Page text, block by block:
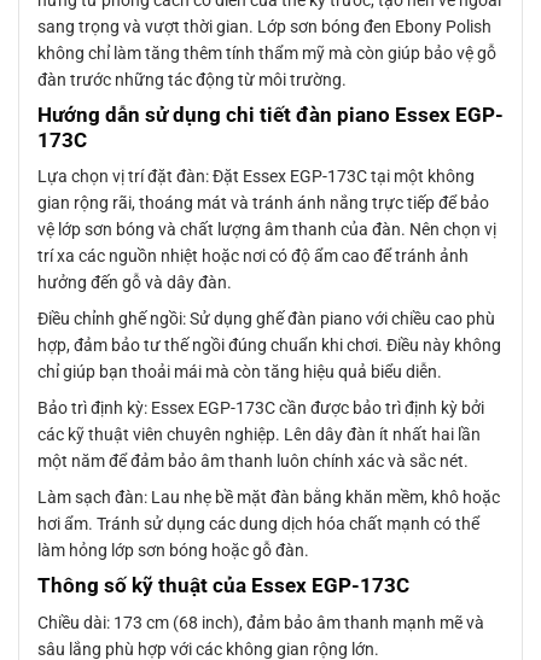
sang trọng và vượt thời gian. Lớp sơn bóng đen Ebony Polish
không chỉ làm tăng thêm tính thẩm mỹ mà còn giúp bảo vệ gỗ
đàn trước những tác động từ môi trường.
Hướng dẫn sử dụng chi tiết đàn piano Essex EGP-
173C
Lựa chọn vị trí đặt đàn: Đặt Essex EGP-173C tại một không
gian rộng rãi, thoáng mát và tránh ánh nắng trực tiếp để bảo
vệ lớp sơn bóng và chất lượng âm thanh của đàn. Nên chọn vị
trí xa các nguồn nhiệt hoặc nơi có độ ẩm cao để tránh ảnh
hưởng đến gỗ và dây đàn.
Điều chỉnh ghế ngồi: Sử dụng ghế đàn piano với chiều cao phù
hợp, đảm bảo tư thế ngồi đúng chuẩn khi chơi. Điều này không
chỉ giúp bạn thoải mái mà còn tăng hiệu quả biểu diễn.
Bảo trì định kỳ: Essex EGP-173C cần được bảo trì định kỳ bởi
các kỹ thuật viên chuyên nghiệp. Lên dây đàn ít nhất hai lần
một năm để đảm bảo âm thanh luôn chính xác và sắc nét.
Làm sạch đàn: Lau nhẹ bề mặt đàn bằng khăn mềm, khô hoặc
hơi ẩm. Tránh sử dụng các dung dịch hóa chất mạnh có thể
làm hỏng lớp sơn bóng hoặc gỗ đàn.
Thông số kỹ thuật của Essex EGP-173C
Chiều dài: 173 cm (68 inch), đảm bảo âm thanh mạnh mẽ và
sâu lắng phù hợp với các không gian rộng lớn.